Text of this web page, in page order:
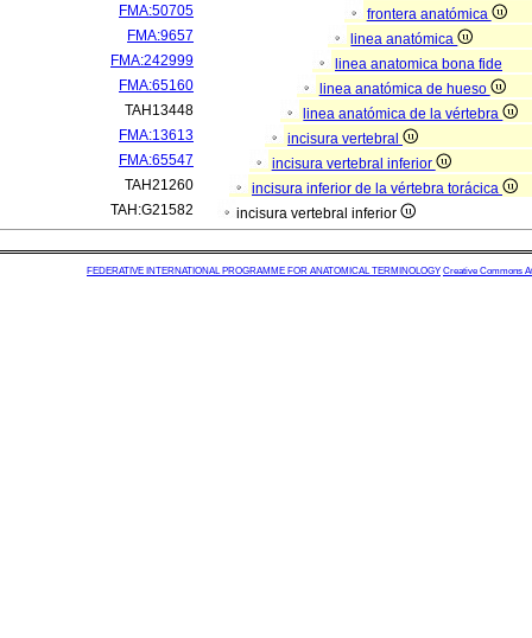
FMA:50705
frontera anatómica
FMA:9657
linea anatómica
FMA:242999
linea anatomica bona fide
FMA:65160
linea anatómica de hueso
TAH13448
linea anatómica de la vértebra
FMA:13613
incisura vertebral
FMA:65547
incisura vertebral inferior
TAH21260
incisura inferior de la vértebra torácica
TAH:G21582
incisura vertebral inferior
FEDERATIVE INTERNATIONAL PROGRAMME FOR ANATOMICAL TERMINOLOGY Creative Commons